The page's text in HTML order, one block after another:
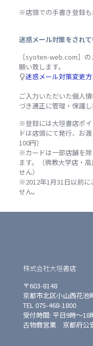
※店頭での手書き登録も
迷惑メール対策をされ
［syoten-web.com］
願い致します。
迷惑メール対策変更
ご入力いただいた個人
づき適正に管理・保護
※登録には大垣書店ポ
ドは店頭にて発行、お
100円）
※カードは一部店舗を
ます。（佛教大学店・
せん）
※2012年1月31日以前に
せん。
株式会社大垣書店
〒603-8148
京都市北区小山西花池
TEL 075-468-1800
受付時間: 平日9時〜
古物商営業 京都府公